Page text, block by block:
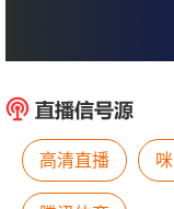
高清直播